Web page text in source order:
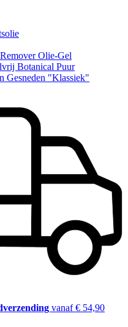
Olie-Gel
Botanical Puur
Gesneden "Klassiek"
vanaf € 54,90